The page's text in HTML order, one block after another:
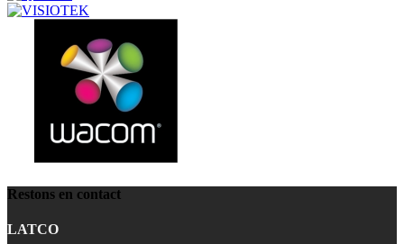
Restons en contact
LATCO